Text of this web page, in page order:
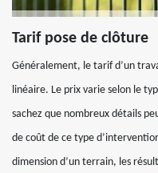
Tarif pose de clôture
Généralement, le tarif d’un
linéaire. Le prix varie selon le
sachez que nombreux détails
de coût de ce type
dimension d’un terrain, les